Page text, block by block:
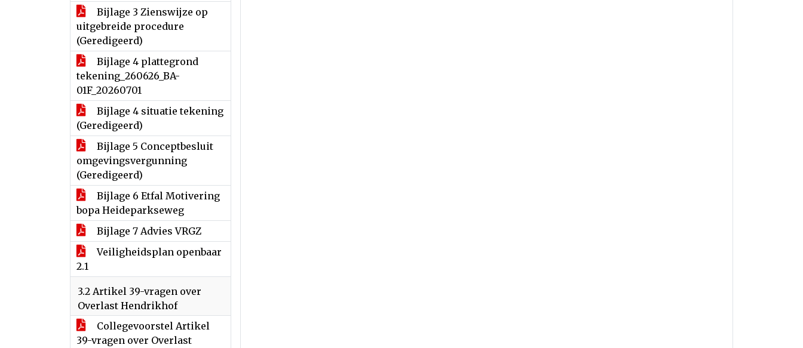
Bijlage 3 Zienswijze op
uitgebreide procedure
(Geredigeerd)
Bijlage 4 plattegrond
tekening_260626_BA-
01F_20260701
Bijlage 4 situatie tekening
(Geredigeerd)
Bijlage 5 Conceptbesluit
omgevingsvergunning
(Geredigeerd)
Bijlage 6 Etfal Motivering
bopa Heideparkseweg
Bijlage 7 Advies VRGZ
Veiligheidsplan openbaar
2.1
3.2 Artikel 39-vragen over
Overlast Hendrikhof
Collegevoorstel Artikel
39-vragen over Overlast